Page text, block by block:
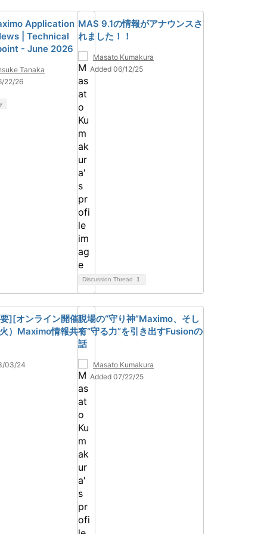
Application
| Technical
- June 2026
Tanaka
22/26
MAS 9.1の情報がアナウンスさ
れました！！
Masato Kumakura
Added 06/12/25
Discussion Thread 1
][オンライン開催]
）Maximo情報共有
03/24
現場の“守り神”Maximo、そし
て“守る力”を引き出すFusionの
話
Masato Kumakura
Added 07/22/25